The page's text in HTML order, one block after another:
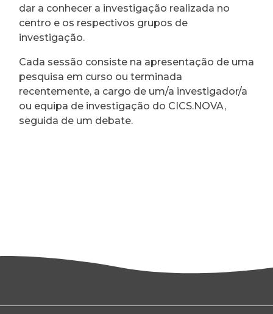
dar a conhecer a investigação realizada no
centro e os respectivos grupos de
investigação.
Cada sessão consiste na apresentação de uma
pesquisa em curso ou terminada
recentemente, a cargo de um/a investigador/a
ou equipa de investigação do CICS.NOVA,
seguida de um debate.